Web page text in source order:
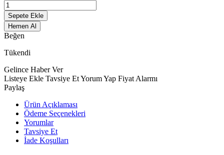
Sepete Ekle
Hemen Al
Beğen
Tükendi
Gelince Haber Ver
Listeye Ekle Tavsiye EtYorum Yap Fiyat Alarmı
Paylaş
Ürün Açıklaması
Ödeme Seçenekleri
Yorumlar
Tavsiye Et
İade Koşulları